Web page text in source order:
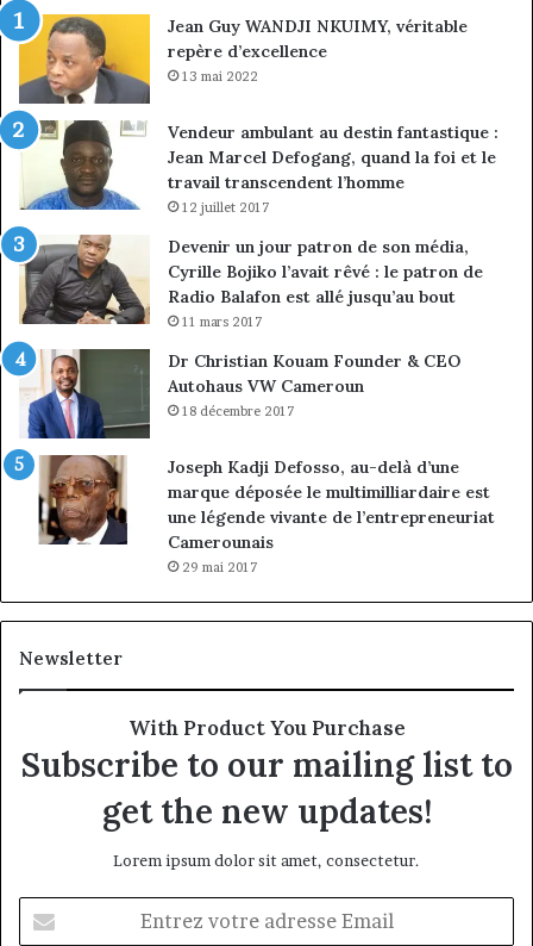
Jean Guy WANDJI NKUIMY, véritable
repère d’excellence
13 mai 2022
Vendeur ambulant au destin fantastique :
Jean Marcel Defogang, quand la foi et le
travail transcendent l’homme
12 juillet 2017
Devenir un jour patron de son média,
Cyrille Bojiko l’avait rêvé : le patron de
Radio Balafon est allé jusqu’au bout
11 mars 2017
Dr Christian Kouam Founder & CEO
Autohaus VW Cameroun
18 décembre 2017
Joseph Kadji Defosso, au-delà d’une
marque déposée le multimilliardaire est
une légende vivante de l’entrepreneuriat
Camerounais
29 mai 2017
Newsletter
With Product You Purchase
Subscribe to our mailing list to
get the new updates!
Lorem ipsum dolor sit amet, consectetur.
votre